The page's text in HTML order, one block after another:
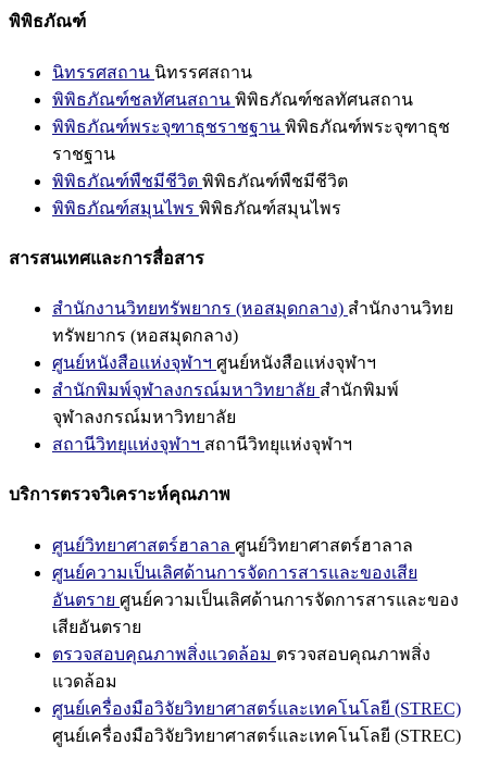
พิพิธภัณฑ์
นิทรรศสถาน นิทรรศสถาน
พิพิธภัณฑ์ชลทัศนสถาน พิพิธภัณฑ์ชลทัศนสถาน
พิพิธภัณฑ์พระจุฑาธุชราชฐาน พิพิธภัณฑ์พระจุฑาธุช
ราชฐาน
พิพิธภัณฑ์พืชมีชีวิต พิพิธภัณฑ์พืชมีชีวิต
พิพิธภัณฑ์สมุนไพร พิพิธภัณฑ์สมุนไพร
สารสนเทศและการสื่อสาร
สำนักงานวิทยทรัพยากร (หอสมุดกลาง) สำนักงานวิทย
ทรัพยากร (หอสมุดกลาง)
ศูนย์หนังสือแห่งจุฬาฯ ศูนย์หนังสือแห่งจุฬาฯ
สำนักพิมพ์จุฬาลงกรณ์มหาวิทยาลัย สำนักพิมพ์
จุฬาลงกรณ์มหาวิทยาลัย
สถานีวิทยุแห่งจุฬาฯ สถานีวิทยุแห่งจุฬาฯ
บริการตรวจวิเคราะห์คุณภาพ
ศูนย์วิทยาศาสตร์ฮาลาล ศูนย์วิทยาศาสตร์ฮาลาล
ศูนย์ความเป็นเลิศด้านการจัดการสารและของเสีย
อันตราย ศูนย์ความเป็นเลิศด้านการจัดการสารและของ
เสียอันตราย
ตรวจสอบคุณภาพสิ่งแวดล้อม ตรวจสอบคุณภาพสิ่ง
แวดล้อม
ศูนย์เครื่องมือวิจัยวิทยาศาสตร์และเทคโนโลยี (STREC)
ศูนย์เครื่องมือวิจัยวิทยาศาสตร์และเทคโนโลยี (STREC)